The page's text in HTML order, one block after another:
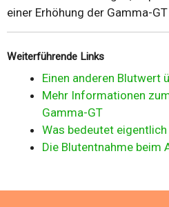
einer Erhöhung der Gamma-
Weiterführende Links
Einen anderen Blutwert
Mehr Informationen
Gamma-GT
Was bedeutet
Die Blutentnahme beim